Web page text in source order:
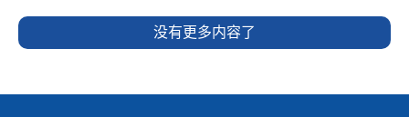
没有更多内容了